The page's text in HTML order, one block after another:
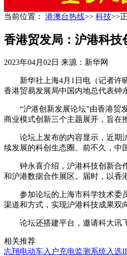
当前位置： 港澳台热线>> 科技>>
香港贸发局：沪港科技
2023年04月02日 来源：新华网
新华社上海4月1日电（记者许
香港贸易发展局中国内地总代表钟
“沪港创新发展论坛”由香港贸
商业模式创新三个主题展开，旨在
论坛上发布的内容显示，近期
续发展的科创生态圈。前不久，中
钟永喜介绍，沪港科技创新合
和沪港数据合作展区。届时，以香
参加论坛的上海市科学技术委
渠道和方式，实现沪港科技成果双
论坛还搭建平台，邀请科大讯
相关推荐
志翔电动车入户充电监测系统入选